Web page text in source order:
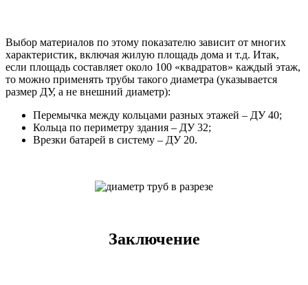
Выбор материалов по этому показателю зависит от многих
характеристик, включая жилую площадь дома и т.д. Итак,
если площадь составляет около 100 «квадратов» каждый этаж,
то можно применять трубы такого диаметра (указывается
размер ДУ, а не внешний диаметр):
Перемычка между кольцами разных этажей – ДУ 40;
Кольца по периметру здания – ДУ 32;
Врезки батарей в систему – ДУ 20.
Заключение